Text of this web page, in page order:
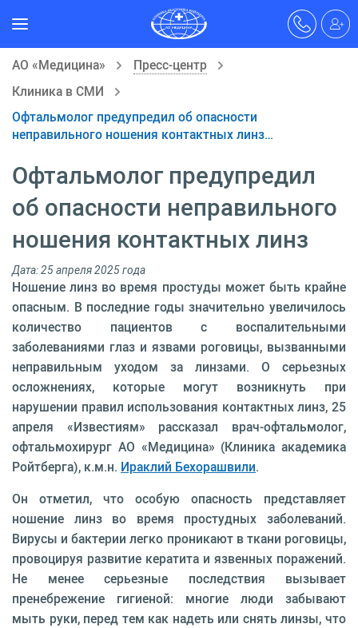
АО «Медицина»
Пресс-центр
Клиника в СМИ
Офтальмолог предупредил об опасности
неправильного ношения контактных линз…
Офтальмолог предупредил
об опасности неправильного
ношения контактных линз
Дата: 25 апреля 2025 года
Ношение линз во время простуды может быть крайне
опасным. В последние годы значительно увеличилось
количество пациентов с воспалительными
заболеваниями глаз и язвами роговицы, вызванными
неправильным уходом за линзами. О серьезных
осложнениях, которые могут возникнуть при
нарушении правил использования контактных линз, 25
апреля «Известиям» рассказал врач-офтальмолог,
офтальмохирург АО «Медицина» (Клиника академика
Ройтберга), к.м.н. Ираклий Бехорашвили.
Он отметил, что особую опасность представляет
ношение линз во время простудных заболеваний.
Вирусы и бактерии легко проникают в ткани роговицы,
провоцируя развитие кератита и язвенных поражений.
Не менее серьезные последствия вызывает
пренебрежение гигиеной: многие люди забывают
мыть руки, перед тем как надеть или снять линзы, что